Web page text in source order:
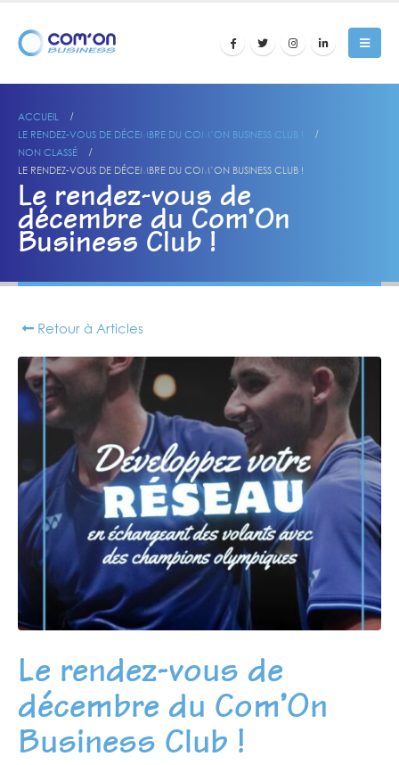
ACCUEIL
LE RENDEZ-VOUS DE DÉCEMBRE DU COM’ON BUSINESS CLUB !
NON CLASSÉ
LE RENDEZ-VOUS DE DÉCEMBRE DU COM’ON BUSINESS CLUB !
Le rendez-vous de
décembre du Com’On
Business Club !
Retour à Articles
Le rendez-vous de
décembre du Com’On
Business Club !